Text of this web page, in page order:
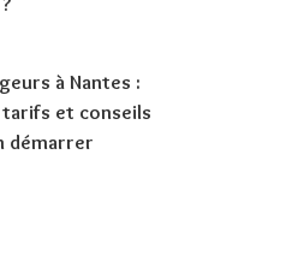
à Nantes :
et conseils
démarrer